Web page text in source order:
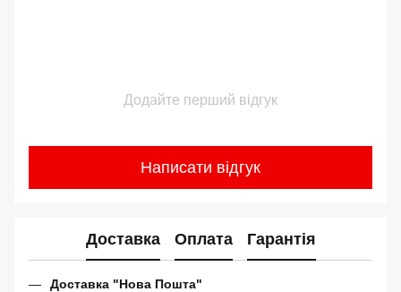
Додайте перший відгук
Написати відгук
Доставка Оплата Гарантія
Доставка "Нова Пошта"